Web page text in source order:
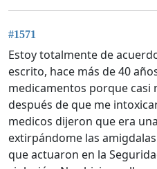
#1571
Estoy totalmente de
escrito, hace más de 40
medicamentos porque casi
después de que me
medicos dijeron que era
extirpándome las
que actuaron en la